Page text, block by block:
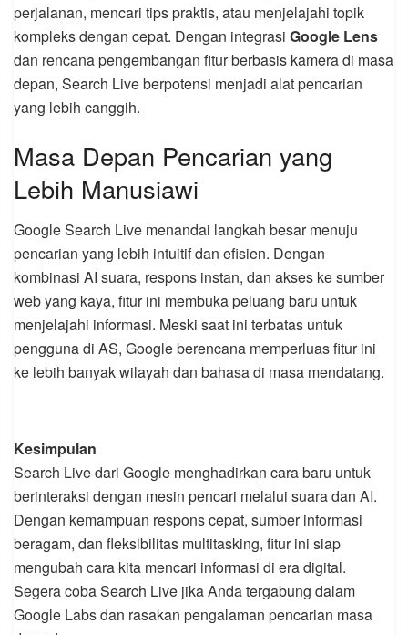
perjalanan, mencari tips praktis, atau menjelajahi topik
kompleks dengan cepat. Dengan integrasi Google Lens
dan rencana pengembangan fitur berbasis kamera di masa
depan, Search Live berpotensi menjadi alat pencarian
yang lebih canggih.
Masa Depan Pencarian yang
Lebih Manusiawi
Google Search Live menandai langkah besar menuju
pencarian yang lebih intuitif dan efisien. Dengan
kombinasi AI suara, respons instan, dan akses ke sumber
web yang kaya, fitur ini membuka peluang baru untuk
menjelajahi informasi. Meski saat ini terbatas untuk
pengguna di AS, Google berencana memperluas fitur ini
ke lebih banyak wilayah dan bahasa di masa mendatang.
Kesimpulan
Search Live dari Google menghadirkan cara baru untuk
berinteraksi dengan mesin pencari melalui suara dan AI.
Dengan kemampuan respons cepat, sumber informasi
beragam, dan fleksibilitas multitasking, fitur ini siap
mengubah cara kita mencari informasi di era digital.
Segera coba Search Live jika Anda tergabung dalam
Google Labs dan rasakan pengalaman pencarian masa